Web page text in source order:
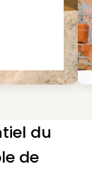
du
de